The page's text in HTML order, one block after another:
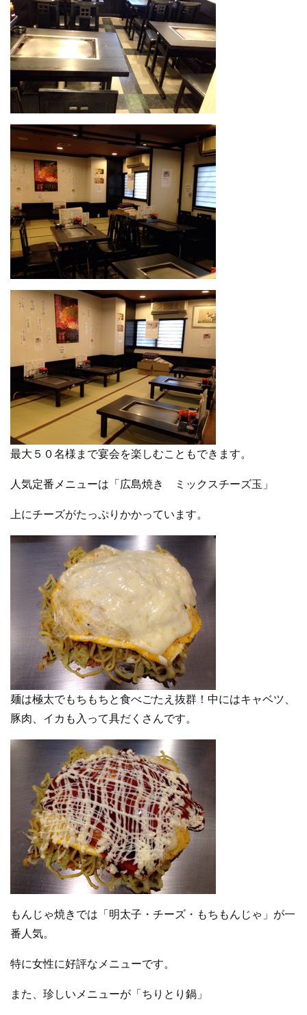
最大５０名様まで宴会を楽しむこともできます。
人気定番メニューは「広島焼き ミックスチーズ玉」
上にチーズがたっぷりかかっています。
麺は極太でもちもちと食べごたえ抜群！中にはキャベツ、
豚肉、イカも入って具だくさんです。
もんじゃ焼きでは「明太子・チーズ・もちもんじゃ」が一
番人気。
特に女性に好評なメニューです。
また、珍しいメニューが「ちりとり鍋」